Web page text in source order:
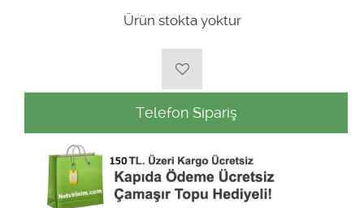
Ürün stokta yoktur
Telefon Sipariş